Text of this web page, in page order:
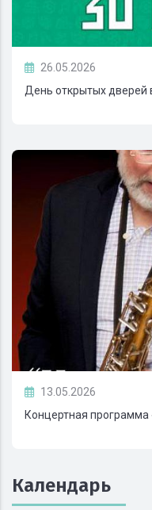
26.05.2026
День открытых дверей
13.05.2026
Концертная
Календарь